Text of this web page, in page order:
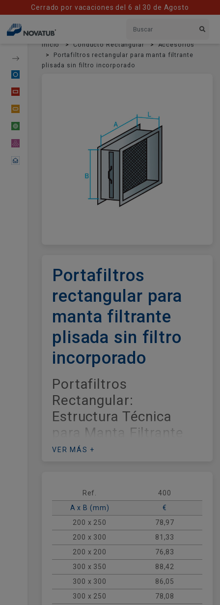
Cerrado por vacaciones del 6 al 30 de Agosto
Inicio Conducto Rectangular
Accesorios
Portafiltros rectangular para manta filtrante
plisada sin filtro incorporado
Portafiltros
rectangular para
manta filtrante
plisada sin filtro
incorporado
Portafiltros
Rectangular:
Estructura Técnica
para Manta Filtrante
Asegura un mantenimiento eficiente de tu
filtrantes plisadas en sistemas de
ventilación. Fabricado enacero
galvanizado de alta resistencia
accesorio garantiza la correcta sujeción
del elemento filtrante, protegiendo los
equipos de climatización y mejorando la
calidad del aire interior.
Este producto se suministra con el
no incorporado
, permitiendo la libre
elección del grado de filtración según las
necesidades del proyecto. Además de
VER MÁS +
Ref.
400
A x B (mm)
€
200 x 250
78,97
200 x 300
81,33
200 x 200
76,83
300 x 350
88,42
300 x 300
86,05
300 x 250
78,08